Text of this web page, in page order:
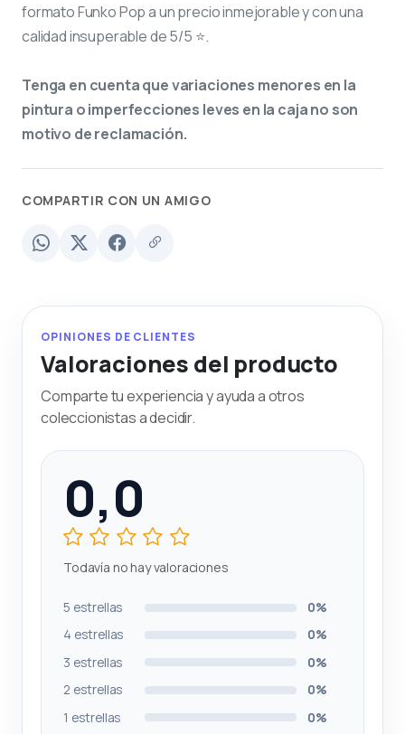
formato Funko Pop a un precio inmejorable y con una
calidad insuperable de 5/5 ⭐.
Tenga en cuenta que variaciones menores en la
pintura o imperfecciones leves en la caja no son
motivo de reclamación.
COMPARTIR CON UN AMIGO
OPINIONES DE CLIENTES
Valoraciones del producto
Comparte tu experiencia y ayuda a otros
coleccionistas a decidir.
0,0
Todavía no hay valoraciones
5 estrellas
0%
4 estrellas
0%
3 estrellas
0%
2 estrellas
0%
1 estrellas
0%